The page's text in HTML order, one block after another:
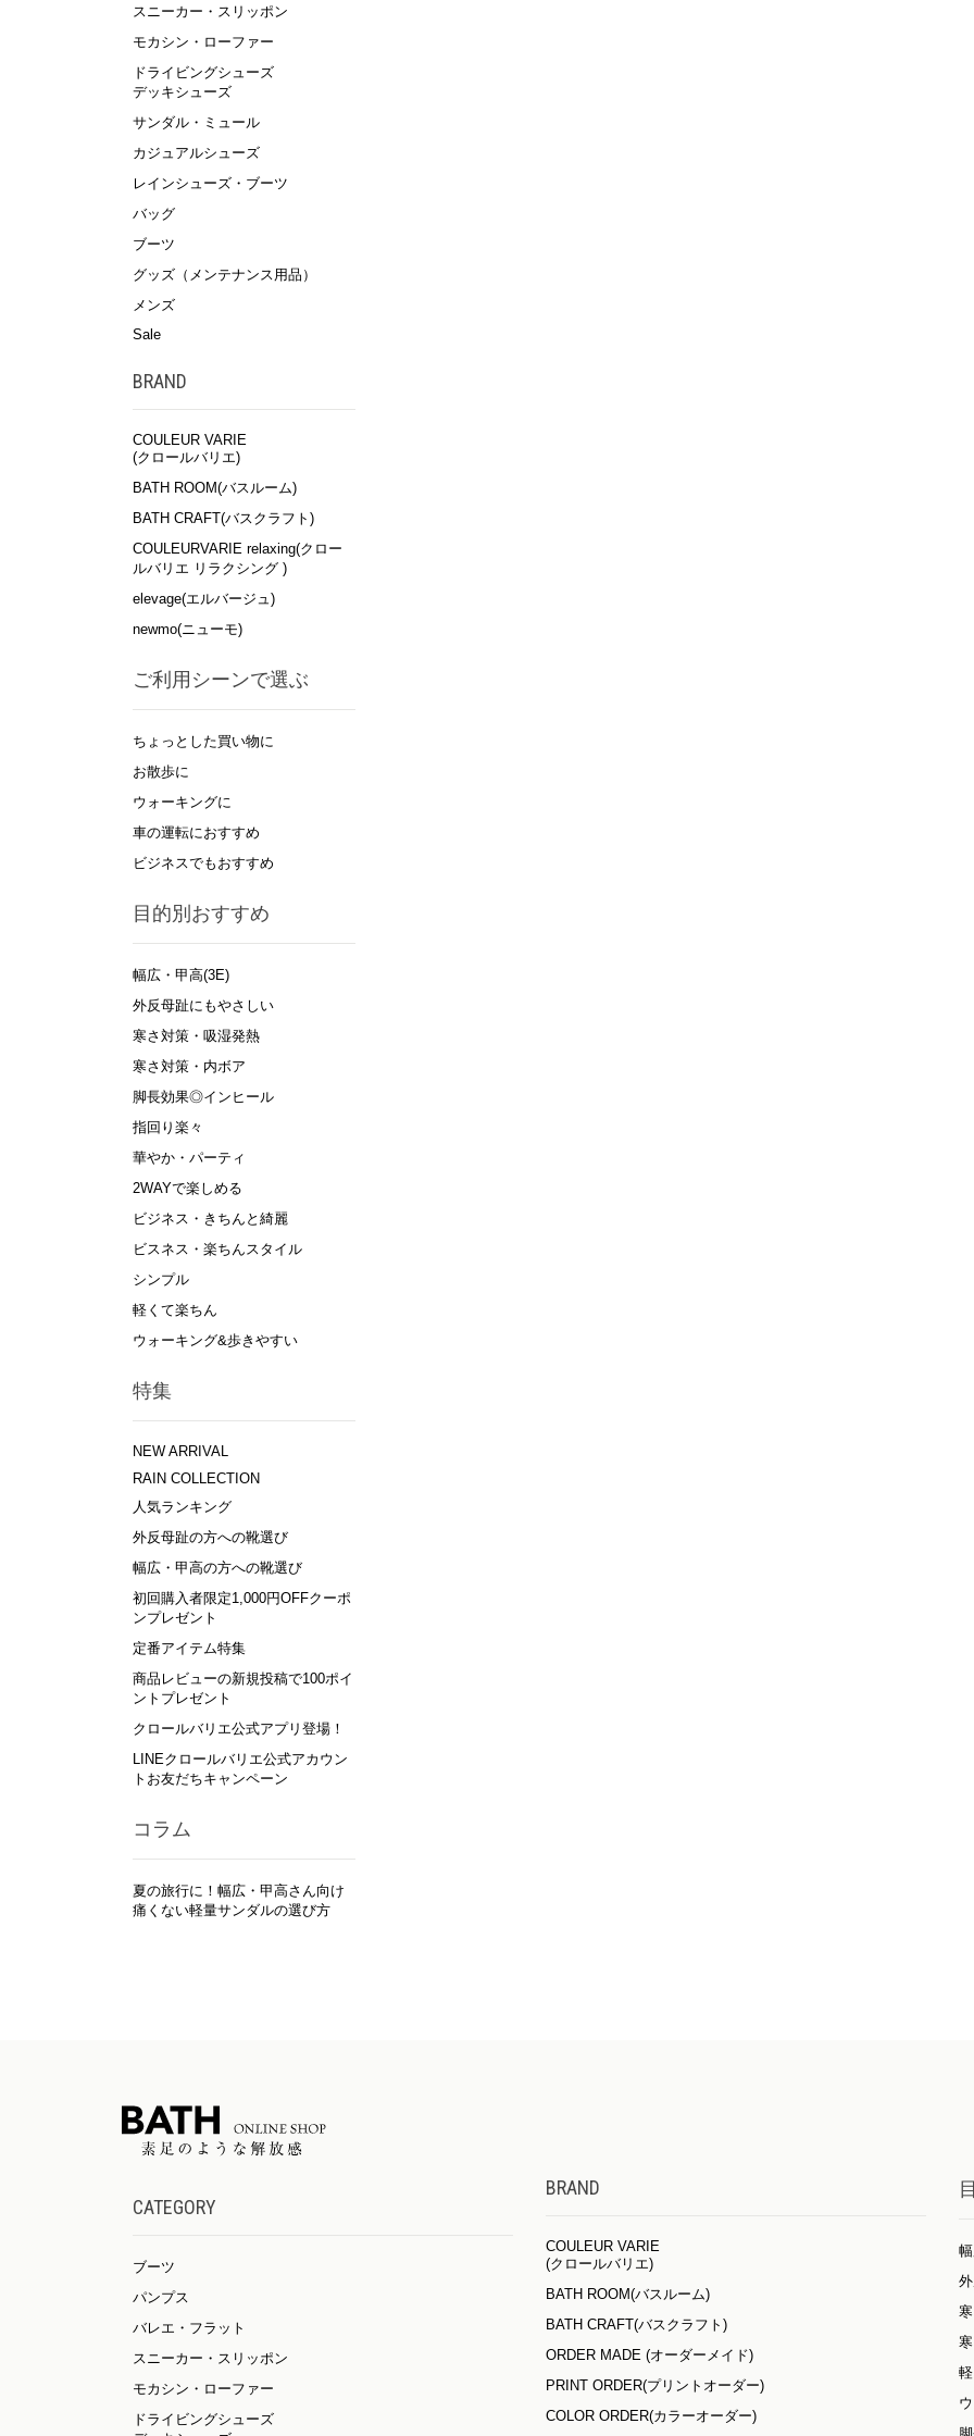
スニーカー・スリッポン
モカシン・ローファー
ドライビングシューズ
デッキシューズ
サンダル・ミュール
カジュアルシューズ
レインシューズ・ブーツ
バッグ
ブーツ
グッズ（メンテナンス用品）
メンズ
Sale
BRAND
COULEUR VARIE
(クロールバリエ)
BATH ROOM(バスルーム)
BATH CRAFT(バスクラフト)
COULEURVARIE relaxing(クロー
ルバリエ リラクシング )
elevage(エルバージュ)
newmo(ニューモ)
ご利用シーンで選ぶ
ちょっとした買い物に
お散歩に
ウォーキングに
車の運転におすすめ
ビジネスでもおすすめ
目的別おすすめ
幅広・甲高(3E)
外反母趾にもやさしい
寒さ対策・吸湿発熱
寒さ対策・内ボア
脚長効果◎インヒール
指回り楽々
華やか・パーティ
2WAYで楽しめる
ビジネス・きちんと綺麗
ビスネス・楽ちんスタイル
シンプル
軽くて楽ちん
ウォーキング&歩きやすい
特集
NEW ARRIVAL
RAIN COLLECTION
人気ランキング
外反母趾の方への靴選び
幅広・甲高の方への靴選び
初回購入者限定1,000円OFFクーポ
ンプレゼント
定番アイテム特集
商品レビューの新規投稿で100ポイ
ントプレゼント
クロールバリエ公式アプリ登場！
LINEクロールバリエ公式アカウン
トお友だちキャンペーン
コラム
夏の旅行に！幅広・甲高さん向け
痛くない軽量サンダルの選び方
CATEGORY
ブーツ
パンプス
バレエ・フラット
スニーカー・スリッポン
モカシン・ローファー
ドライビングシューズ
BRAND
COULEUR VARIE
(クロールバリエ)
BATH ROOM(バスルーム)
BATH CRAFT(バスクラフト)
ORDER MADE (オーダーメイド)
PRINT ORDER(プリントオーダー)
COLOR ORDER(カラーオーダー)